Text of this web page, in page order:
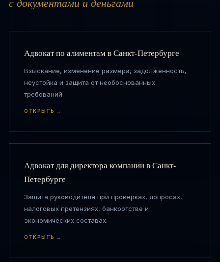
Адвокат по алиментам в Санкт-Петербурге
Взыскание, изменение размера, задолженность,
неустойка и защита от необоснованных
требований.
ОТКРЫТЬ →
Адвокат для директора компании в Санкт-
Петербурге
Защита руководителя при проверках, допросах,
налоговых претензиях, банкротстве и
экономических составах.
ОТКРЫТЬ →